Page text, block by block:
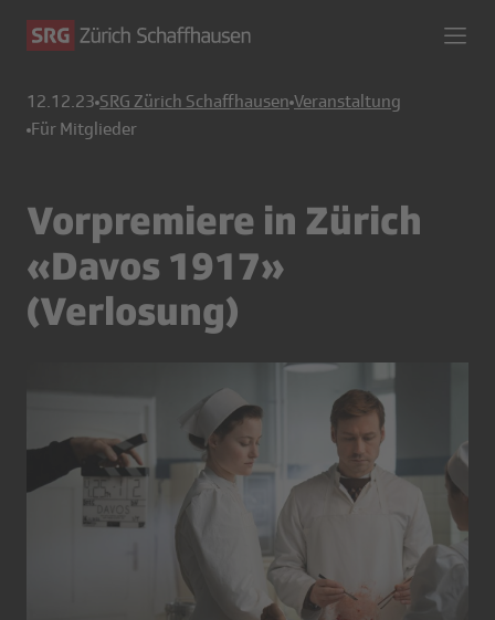
12.12.23 SRG Zürich Schaffhausen Veranstaltung
Für Mitglieder
Vorpremiere in Zürich
«Davos 1917»
(Verlosung)